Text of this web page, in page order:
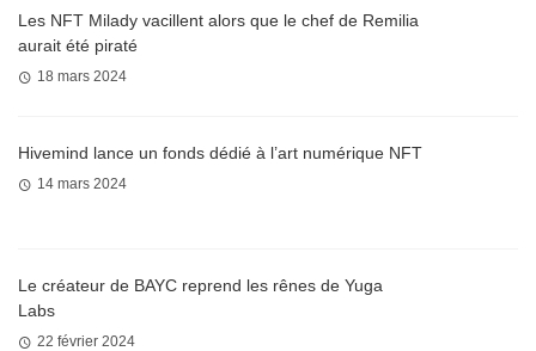
Les NFT Milady vacillent alors que le chef de Remilia
aurait été piraté
18 mars 2024
Hivemind lance un fonds dédié à l’art numérique NFT
14 mars 2024
Le créateur de BAYC reprend les rênes de Yuga
Labs
22 février 2024